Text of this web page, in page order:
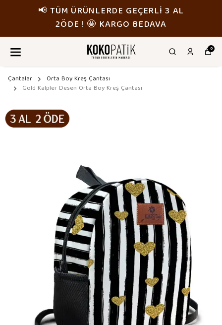
📢 TÜM ÜRÜNLERDE GEÇERLİ 3 AL
2ÖDE ! 🤩 KARGO BEDAVA
0
Çantalar
Orta Boy Kreş Çantası
Gold Kalpler Desen Orta Boy Kreş Çantası